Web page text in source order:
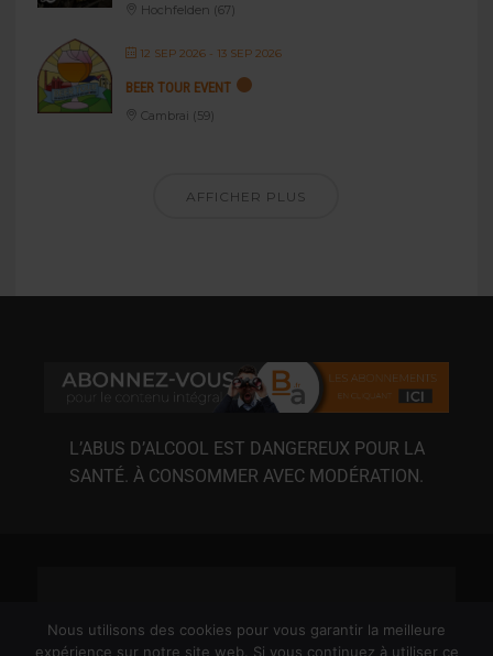
Hochfelden (67)
12 SEP 2026- 13 SEP 2026
BEER TOUR EVENT
Cambrai (59)
AFFICHER PLUS
L’ABUS D’ALCOOL EST DANGEREUX POUR LA
SANTÉ. À CONSOMMER AVEC MODÉRATION.
Nous utilisons des cookies pour vous garantir la meilleure
expérience sur notre site web. Si vous continuez à utiliser ce